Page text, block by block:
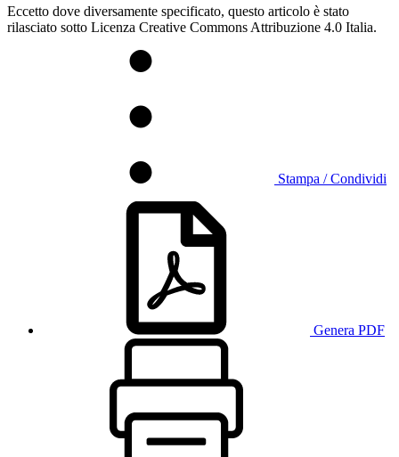
Eccetto dove diversamente specificato, questo articolo è stato
rilasciato sotto Licenza Creative Commons Attribuzione 4.0 Italia.
Stampa / Condividi
Genera PDF